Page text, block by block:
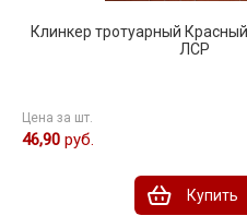
Клинкер тротуарный
ЛСР
Цена за шт.
46,90 руб.
Купить